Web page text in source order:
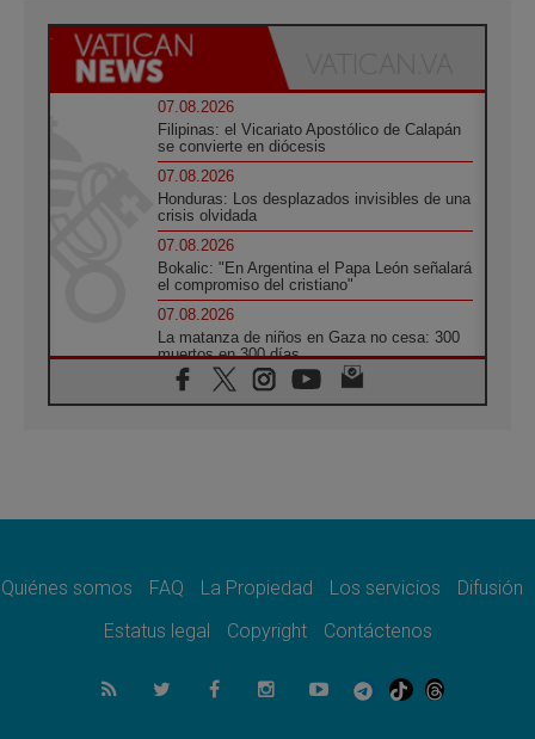
07.08.2026
Filipinas: el Vicariato Apostólico de Calapán
se convierte en diócesis
07.08.2026
Honduras: Los desplazados invisibles de una
crisis olvidada
07.08.2026
Bokalic: "En Argentina el Papa León señalará
el compromiso del cristiano"
07.08.2026
La matanza de niños en Gaza no cesa: 300
muertos en 300 días
07.08.2026
Tagle: La guerra desfigura el mundo, solo la
como misión al servicio del Evangelio
SIGNIS 2026, dar voz a las religiosas en el
07.08.2026
Lanzan un proyecto de empoderamiento
Quiénes somos FAQ La Propiedad Los servicios
Difusión
Estatus legal
Copyright Contáctenos